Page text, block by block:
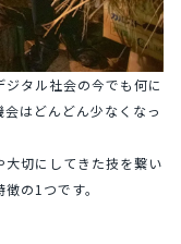
タル社会の今でも何に
はどんどん少なくなっ
大切にしてきた技を繋い
の1つです。